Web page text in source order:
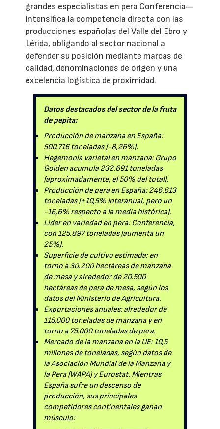
grandes especialistas en pera Conferencia—
intensifica la competencia directa con las
producciones españolas del Valle del Ebro y
Lérida, obligando al sector nacional a
defender su posición mediante marcas de
calidad, denominaciones de origen y una
excelencia logística de proximidad.
Datos destacados del sector de la fruta
de pepita:
Producción de manzana en España:
500.716 toneladas (-8,26%).
Hegemonía varietal en manzana: Grupo
Golden acumula 232.691 toneladas
(aproximadamente, el 50% del total).
Producción de pera en España: 246.613
toneladas (+10,5% interanual, pero un
-16,6% respecto a la media histórica).
Líder en variedad en pera: Conferencia,
con 125.897 toneladas (aumenta un
25%).
Superficie de cultivo estimada: en
torno a 30.200 hectáreas de manzana
de mesa y alrededor de 20.500
hectáreas de pera de mesa, según los
datos del Ministerio de Agricultura.
Exportaciones anuales: alrededor de
115.000 toneladas de manzana y en
torno a 75.000 toneladas de pera.
Mercado de la manzana en la UE: 10,5
millones de toneladas, según datos de
la Asociación Mundial de la Manzana y
la Pera (WAPA) y Eurostat. Mientras
España sufre un descenso de
producción, sus principales
competidores continentales ganan
músculo: